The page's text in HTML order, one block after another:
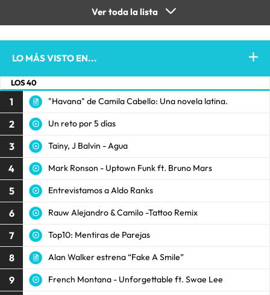
Ver toda la lista
LO MÁS VISTO EN...
LOS 40
1 "Havana" de Camila Cabello: Una novela latina.
2 Un reto por 5 días
3 Tainy, J Balvin - Agua
4 Mark Ronson - Uptown Funk ft. Bruno Mars
5 Entrevistamos a Aldo Ranks
6 Rauw Alejandro & Camilo -Tattoo Remix
7 Top10: Mentiras de Parejas
8 Alan Walker estrena “Fake A Smile”
9 French Montana - Unforgettable ft. Swae Lee